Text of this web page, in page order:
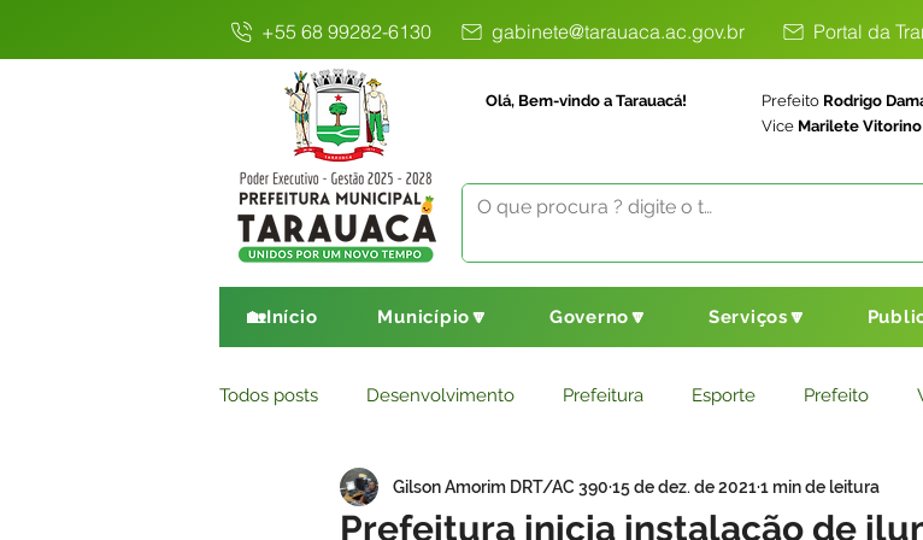
+55 68 99282-6130 gabinete@tarauaca.ac.gov.br Portal da
Olá, Bem-vindo a Tarauacá! Prefeito Rodrigo
Vice Marilete
🏡Início Município🔽 Governo🔽 Serviços🔽
Todos posts Desenvolvimento Prefeitura Esporte Prefeito
Comunicado Educação Saneamento Básico
Prefeitura inicia instalação de
Gilson Amorim DRT/AC 390 15 de dez. de 20211 min de leitura